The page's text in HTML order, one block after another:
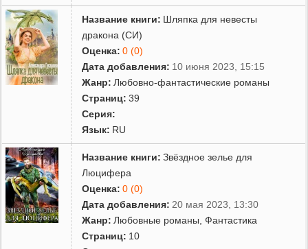
Название книги: Шляпка для невесты
дракона (СИ)
Оценка: 0 (0)
Дата добавления: 10 июня 2023, 15:15
Жанр: Любовно-фантастические романы
Страниц: 39
Серия:
Язык: RU
Название книги: Звёздное зелье для
Люцифера
Оценка: 0 (0)
Дата добавления: 20 мая 2023, 13:30
Жанр: Любовные романы ,Фантастика
Страниц: 10